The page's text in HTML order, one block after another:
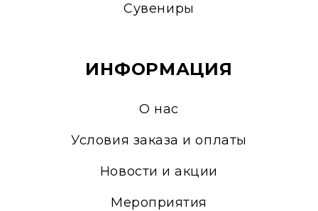
Сувениры
ИНФОРМАЦИЯ
О нас
Условия заказа и оплаты
Новости и акции
Мероприятия